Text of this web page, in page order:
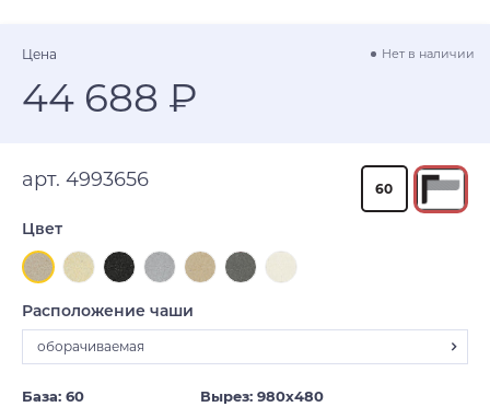
Цена Нет в наличии
44 688 ₽
арт. 4993656 60
Цвет
Расположение чаши
оборачиваемая
База: 60 Вырез: 980х480